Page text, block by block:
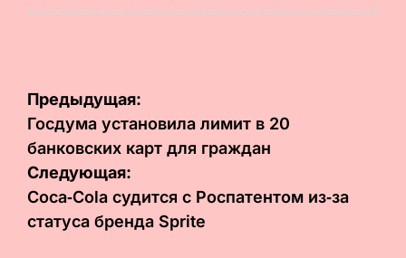
Навигация
по
записям
Предыдущая:
Госдума установила лимит в 20
банковских карт для граждан
Следующая:
Coca‑Cola судится с Роспатентом из‑за
статуса бренда Sprite